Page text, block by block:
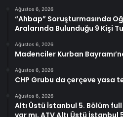
Ağustos 6, 2026
“Ahbap” Soruşturmasında
Aralarında Bulunduğu 9 Kişi
Ağustos 6, 2026
Madenciler Kurban
Ağustos 6, 2026
CHP Grubu da çerçeve yasa
Ağustos 6, 2026
Altı Üstü İstanbul 5. Bölüm